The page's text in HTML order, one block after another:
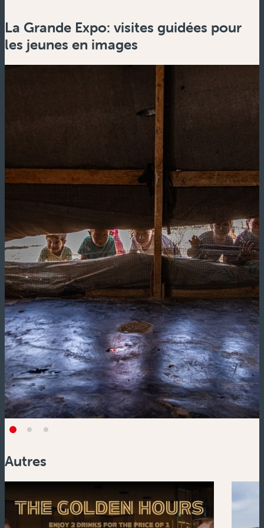
La Grande Expo: visites guidées pour
les jeunes en images
Autres